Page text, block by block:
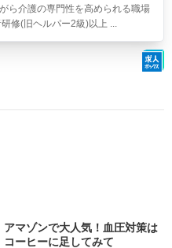
ら介護の専門性を高められる職場
修(旧ヘルパー2級)以上 ...
アマゾンで大人気！血圧対策は
コーヒーに足してみて